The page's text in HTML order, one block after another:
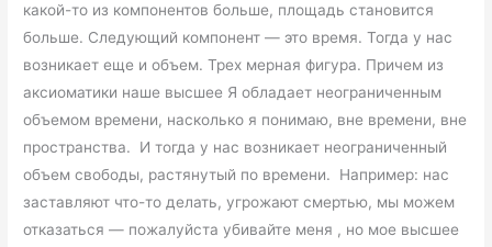
какой-то из компонентов больше, площадь становится
больше. Следующий компонент — это время. Тогда у нас
возникает еще и объем. Трех мерная фигура. Причем из
аксиоматики наше высшее Я обладает неограниченным
объемом времени, насколько я понимаю, вне времени, вне
пространства. И тогда у нас возникает неограниченный
объем свободы, растянутый по времени. Например: нас
заставляют что-то делать, угрожают смертью, мы можем
отказаться — пожалуйста убивайте меня , но мое высшее